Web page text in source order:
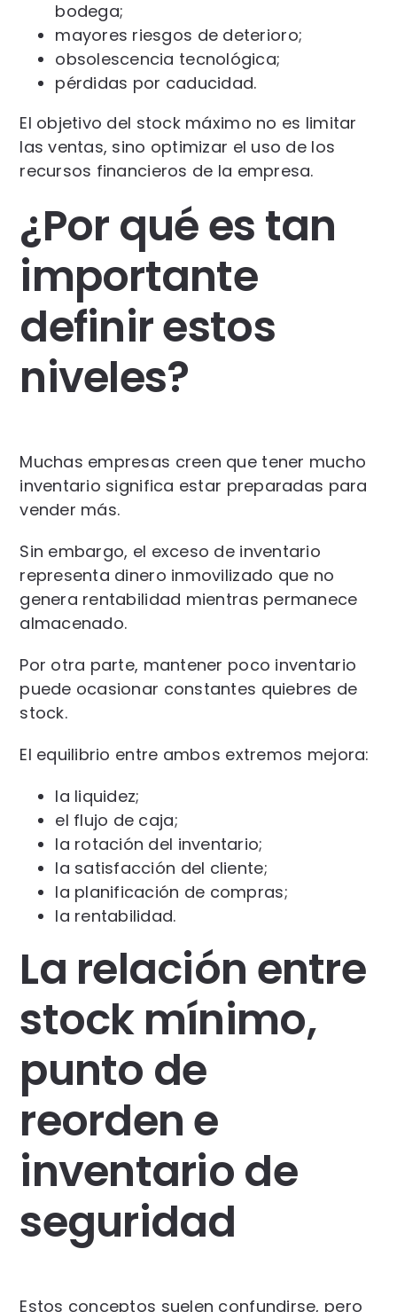
bodega;
mayores riesgos de deterioro;
obsolescencia tecnológica;
pérdidas por caducidad.
El objetivo del stock máximo no es limitar
las ventas, sino optimizar el uso de los
recursos financieros de la empresa.
¿Por qué es tan
importante
definir estos
niveles?
Muchas empresas creen que tener mucho
inventario significa estar preparadas para
vender más.
Sin embargo, el exceso de inventario
representa dinero inmovilizado que no
genera rentabilidad mientras permanece
almacenado.
Por otra parte, mantener poco inventario
puede ocasionar constantes quiebres de
stock.
El equilibrio entre ambos extremos mejora:
la liquidez;
el flujo de caja;
la rotación del inventario;
la satisfacción del cliente;
la planificación de compras;
la rentabilidad.
La relación entre
stock mínimo,
punto de
reorden e
inventario de
seguridad
Estos conceptos suelen confundirse, pero